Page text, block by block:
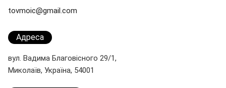
tovmoic@gmail.com
Адреса
вул. Вадима Благовісного 29/1,
Миколаїв, Україна, 54001